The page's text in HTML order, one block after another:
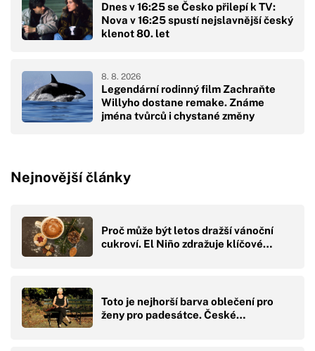
Dnes v 16:25 se Česko přilepí k TV:
Nova v 16:25 spustí nejslavnější český
klenot 80. let
Legendární rodinný film Zachraňte
Willyho dostane remake. Známe
jména tvůrců i chystané změny
8. 8. 2026
Nejnovější články
Proč může být letos dražší vánoční
cukroví. El Niño zdražuje klíčové…
Toto je nejhorší barva oblečení pro
ženy pro padesátce. České…